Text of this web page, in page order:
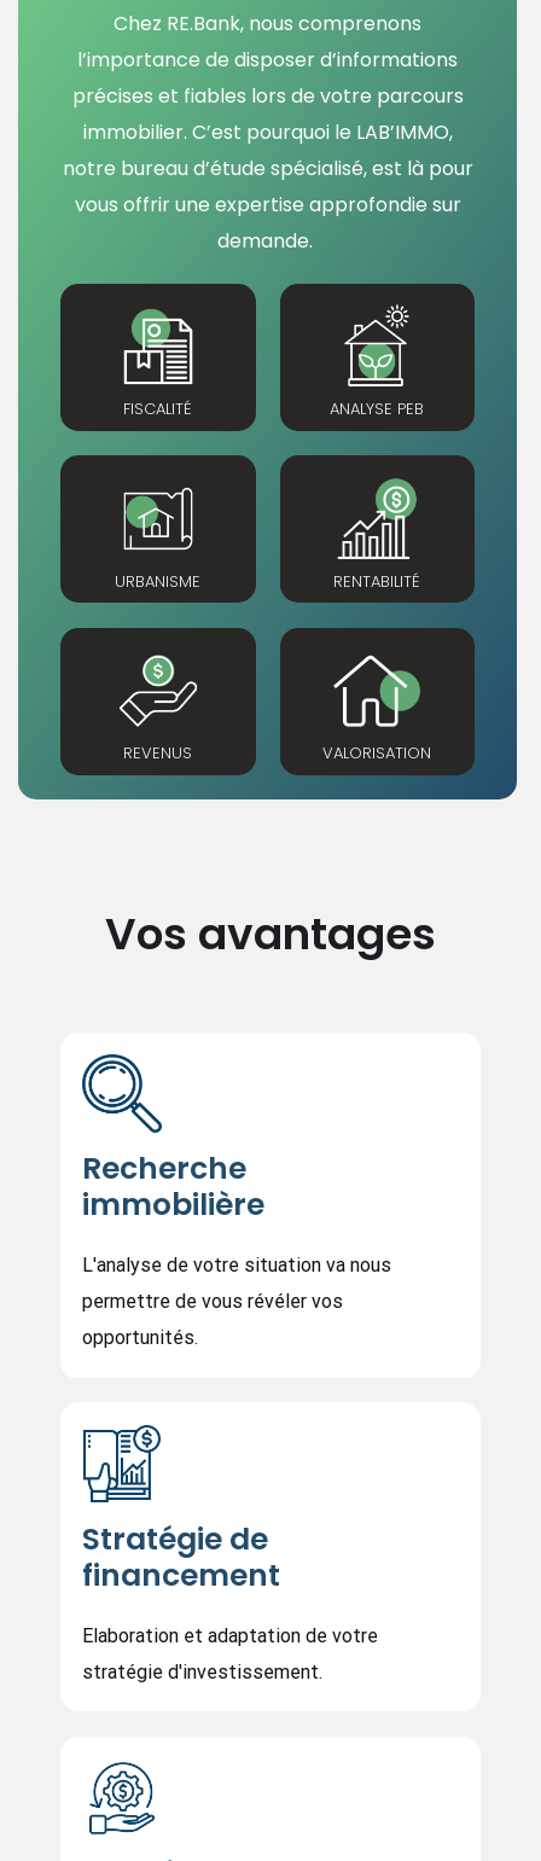
Chez RE.Bank, nous comprenons
l’importance de disposer d’informations
précises et fiables lors de votre parcours
immobilier. C’est pourquoi le LAB’IMMO,
notre bureau d’étude spécialisé, est là pour
vous offrir une expertise approfondie sur
demande.
FISCALITÉ ANALYSE PEB
URBANISME RENTABILITÉ
REVENUS VALORISATION
Vos avantages
Recherche
immobilière
L'analyse de votre situation va nous
permettre de vous révéler vos
opportunités.
Stratégie de
financement
Elaboration et adaptation de votre
stratégie d'investissement.